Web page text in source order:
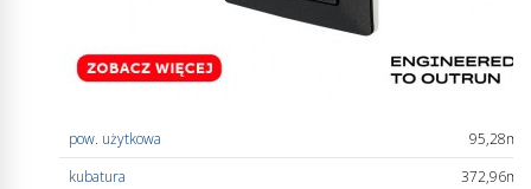
pow. użytkowa 95,28m
kubatura 372,96m